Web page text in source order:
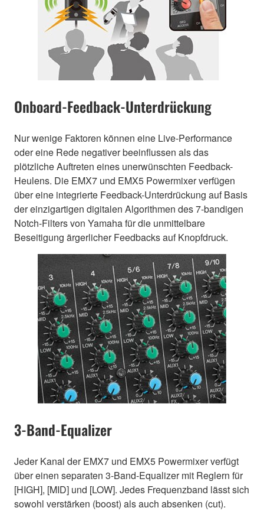
Onboard-Feedback-Unterdrückung
Nur wenige Faktoren können eine Live-Performance
oder eine Rede negativer beeinflussen als das
plötzliche Auftreten eines unerwünschten Feedback-
Heulens. Die EMX7 und EMX5 Powermixer verfügen
über eine integrierte Feedback-Unterdrückung auf Basis
der einzigartigen digitalen Algorithmen des 7-bandigen
Notch-Filters von Yamaha für die unmittelbare
Beseitigung ärgerlicher Feedbacks auf Knopfdruck.
3-Band-Equalizer
Jeder Kanal der EMX7 und EMX5 Powermixer verfügt
über einen separaten 3-Band-Equalizer mit Reglern für
[HIGH], [MID] und [LOW]. Jedes Frequenzband lässt sich
sowohl verstärken (boost) als auch absenken (cut).